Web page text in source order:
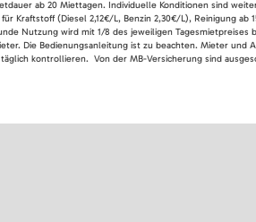
ab 20 Miettagen. Individuelle Konditionen sind
(Diesel 2,12€/L, Benzin 2,30€/L), Reinigung
Nutzung wird mit 1/8 des jeweiligen
Die Bedienungsanleitung ist zu beachten. Mieter und
kontrollieren. Von der MB-Versicherung sind